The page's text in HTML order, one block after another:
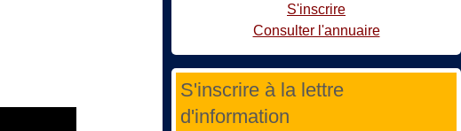
S'inscrire
Consulter l'annuaire
S'inscrire à la lettre
d'information